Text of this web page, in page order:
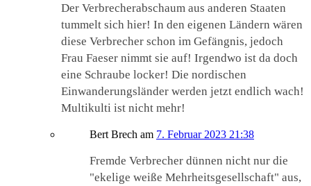
Der Verbrecherabschaum aus anderen Staaten
tummelt sich hier! In den eigenen Ländern wären
diese Verbrecher schon im Gefängnis, jedoch
Frau Faeser nimmt sie auf! Irgendwo ist da doch
eine Schraube locker! Die nordischen
Einwanderungsländer werden jetzt endlich wach!
Multikulti ist nicht mehr!
Bert Brech am 7. Februar 2023 21:38
Fremde Verbrecher dünnen nicht nur die
"ekelige weiße Mehrheitsgesellschaft" aus,